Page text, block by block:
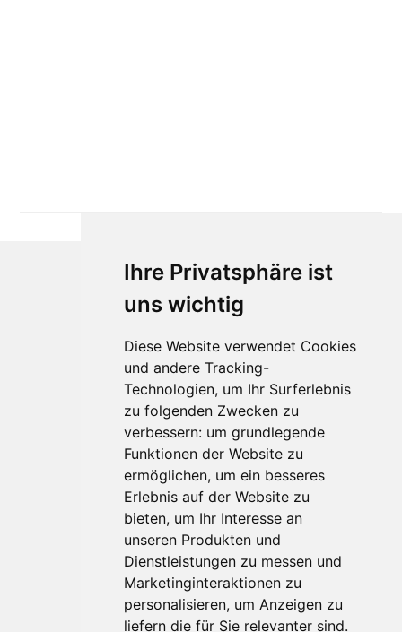
Ihre Privatsphäre ist
uns wichtig
Diese Website verwendet Cookies
und andere Tracking-
Technologien, um Ihr Surferlebnis
zu folgenden Zwecken zu
verbessern: um grundlegende
Funktionen der Website zu
ermöglichen, um ein besseres
Erlebnis auf der Website zu
bieten, um Ihr Interesse an
unseren Produkten und
Dienstleistungen zu messen und
Marketinginteraktionen zu
personalisieren, um Anzeigen zu
liefern die für Sie relevanter sind.
Für Makler:innen
Über Uns
Vorteile
Kontakt
Software Partner
Teilnahme
FAQ
Für Makler:innen